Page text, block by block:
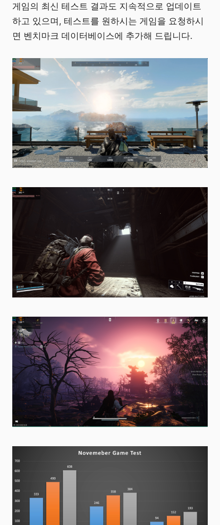
게임의 최신 테스트 결과도 지속적으로 업데이트
하고 있으며, 테스트를 원하시는 게임을 요청하시
면 벤치마크 데이터베이스에 추가해 드립니다.